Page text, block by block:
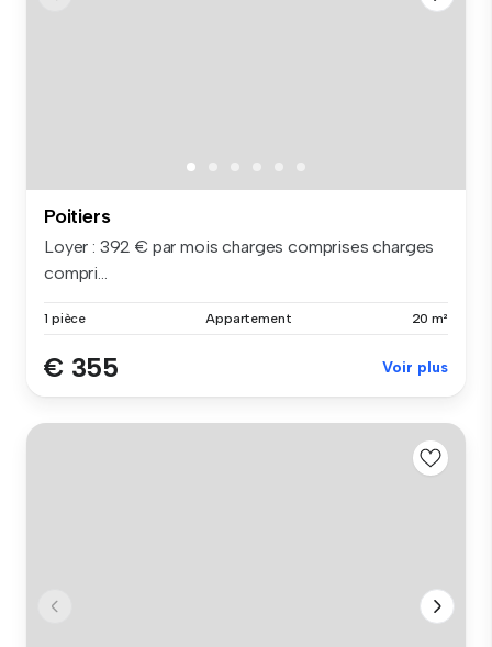
Poitiers
Loyer : 392 € par mois charges comprises charges
compri...
1 pièce Appartement 20 m²
€ 355 Voir plus